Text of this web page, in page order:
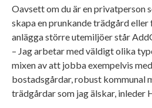
Oavsett om du är en privatperson
skapa en prunkande trädgård
anlägga större utemiljöer står
– Jag arbetar med väldigt olika
mixen av att jobba exempelvis
bostadsgårdar, robust kommunal
trädgårdar som jag älskar, inleder